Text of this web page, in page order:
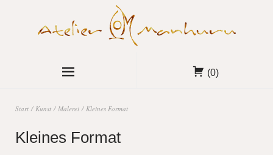
(0)
Start / Kunst / Malerei / Kleines Format
Kleines Format